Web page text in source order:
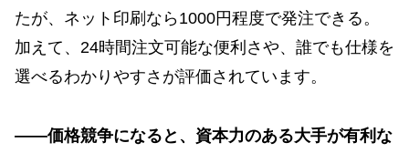
たが、ネット印刷なら1000円程度で発注できる。
加えて、24時間注文可能な便利さや、誰でも仕様を
選べるわかりやすさが評価されています。
——価格競争になると、資本力のある大手が有利な